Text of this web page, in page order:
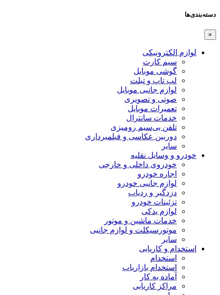
دسته‌بندی‌ها
×
لوازم الکترونیکی
سیم کارت
گوشی موبایل
لپ تاپ و تبلت
لوازم جانبی موبایل
صوتی و تصویری
تعمیرات موبایل
خدمات سانترال
تلفن بی‌سیم رومیزی
دوربین عکاسی و فیلمبرداری
سایر
خودرو و وسایل نقلیه
خودروی داخلی و خارجی
اجاره خودرو
لوازم جانبی خودرو
دزدگیر و ردیاب
تزئینات خودرو
لوازم یدکی
خدمات ماشین و موتور
موتورسیکلت و لوازم جانبی
سایر
استخدام و کاریابی
استخدام
استخدام بازاریاب
آماده به کار
مراکز کاریابی